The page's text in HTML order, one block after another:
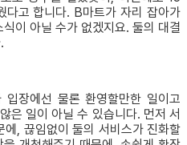
다고 합니다. B마트가 자리 잡아가
이 아닐 수가 없겠지요. 둘의 대결
장에선 물론 환영할만한 일이고
은 일이 아닐 수 있습니다. 먼저 서
, 끊임없이 둘의 서비스가 진화할